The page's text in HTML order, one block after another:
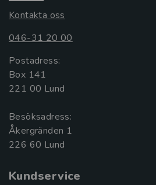
Kontakta oss
046-31 20 00
Postadress:
Box 141
221 00 Lund
Besöksadress:
Åkergränden 1
Kundservice